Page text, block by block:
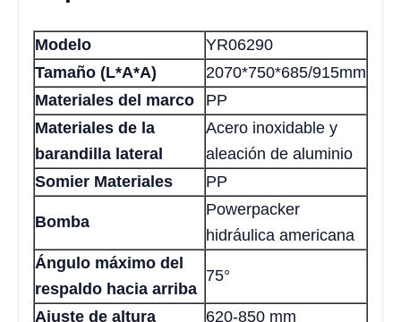
Modelo
YR06290
Tamaño (L*A*A)
2070*750*685/915mm
Materiales del marco
PP
Materiales de la
barandilla lateral
Acero inoxidable y
aleación de aluminio
Somier Materiales
PP
Bomba
Powerpacker
hidráulica americana
Ángulo máximo del
respaldo hacia arriba
75°
Ajuste de altura
620-850 mm